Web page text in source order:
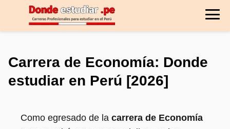
Carrera de Economía: Donde
estudiar en Perú [2026]
Como egresado de la carrera de Economía